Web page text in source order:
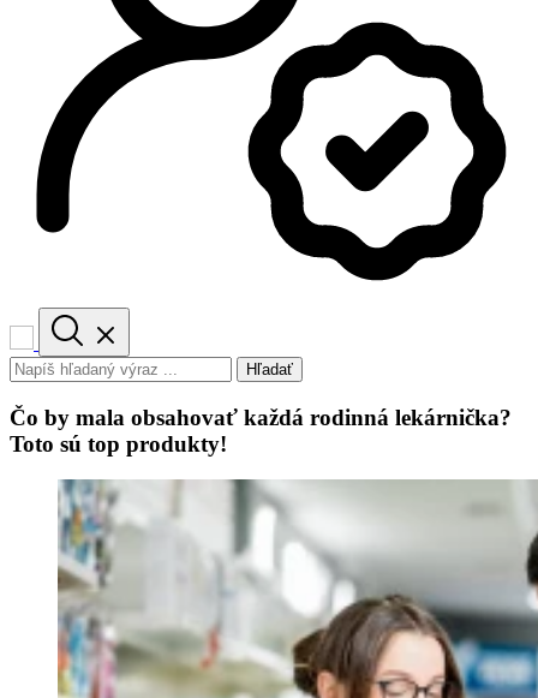
Hľadať
Čo by mala obsahovať každá rodinná lekárnička?
Toto sú top produkty!